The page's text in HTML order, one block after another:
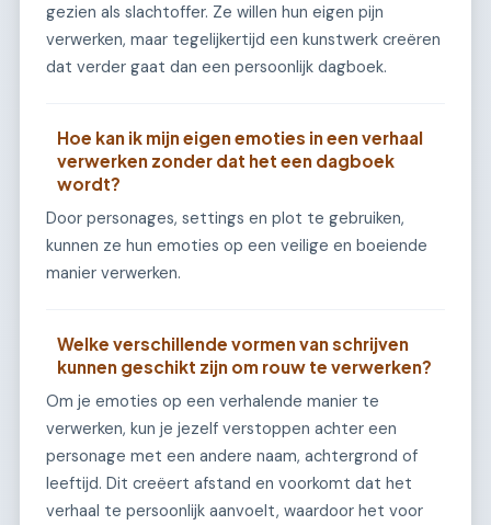
gezien als slachtoffer. Ze willen hun eigen pijn
verwerken, maar tegelijkertijd een kunstwerk creëren
dat verder gaat dan een persoonlijk dagboek.
Hoe kan ik mijn eigen emoties in een verhaal
verwerken zonder dat het een dagboek
wordt?
Door personages, settings en plot te gebruiken,
kunnen ze hun emoties op een veilige en boeiende
manier verwerken.
Welke verschillende vormen van schrijven
kunnen geschikt zijn om rouw te verwerken?
Om je emoties op een verhalende manier te
verwerken, kun je jezelf verstoppen achter een
personage met een andere naam, achtergrond of
leeftijd. Dit creëert afstand en voorkomt dat het
verhaal te persoonlijk aanvoelt, waardoor het voor